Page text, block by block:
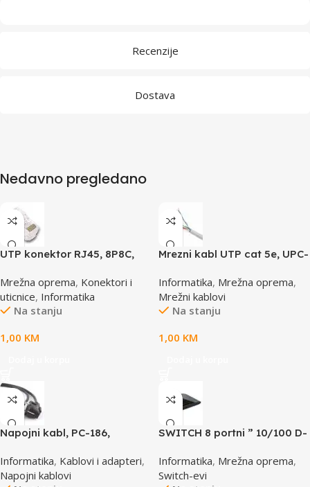
Recenzije
Dostava
Nedavno pregledano
UTP konektor RJ45, 8P8C,
Mrežna oprema, Konektori i
uticnice, Informatika
Na stanju
1,00 KM
Mrezni kabl UTP cat 5e, UPC-
Informatika, Mrežna oprema,
Mrežni kablovi
Na stanju
1,00 KM
Napojni kabl, PC-186,
Informatika, Kablovi i adapteri,
Napojni kablovi
SWITCH 8 portni ” 10/100 D-
Informatika, Mrežna oprema,
Switch-evi